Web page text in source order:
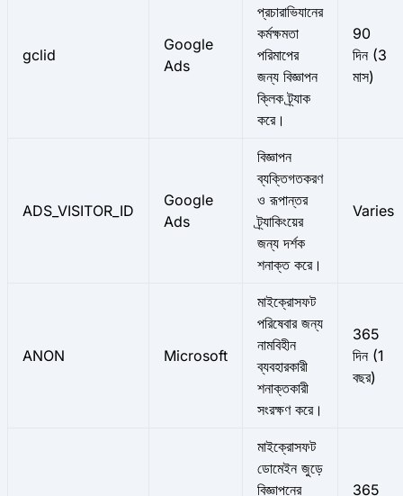
gclid
Google
Ads
প্রচারাভিযানের
কর্মক্ষমতা
পরিমাপের
জন্য বিজ্ঞাপন
ক্লিক ট্র্যাক
করে।
90
দিন (3
মাস)
ADS_VISITOR_ID
Google
Ads
বিজ্ঞাপন
ব্যক্তিগতকরণ
ও রূপান্তর
ট্র্যাকিংয়ের
জন্য দর্শক
শনাক্ত করে।
Varies
ANON Microsoft
মাইক্রোসফট
পরিষেবার জন্য
নামবিহীন
ব্যবহারকারী
শনাক্তকারী
সংরক্ষণ করে।
365
দিন (1
বছর)
মাইক্রোসফট
ডোমেইন জুড়ে
বিজ্ঞাপনের
365